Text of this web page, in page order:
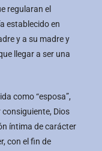
regularan el
establecido en
y a su madre y
llegar a ser una
como “esposa”,
Dios
íntima de carácter
con el fin de